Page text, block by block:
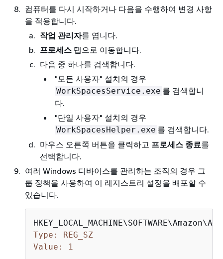
컴퓨터를 다시 시작하거나 다음을 수행하여 변경 사항
을 적용합니다.
작업 관리자를 엽니다.
프로세스 탭으로 이동합니다.
다음 중 하나를 검색합니다.
"모든 사용자" 설치의 경우
WorkSpacesService.exe 를 검색합니
다.
"단일 사용자" 설치의 경우
WorkSpacesHelper.exe 를 검색합니다.
마우스 오른쪽 버튼을 클릭하고 프로세스 종료를
선택합니다.
여러 Windows 디바이스를 관리하는 조직의 경우 그
룹 정책을 사용하여 이 레지스트리 설정을 배포할 수
있습니다.
Type: REG_SZ
Value: 1